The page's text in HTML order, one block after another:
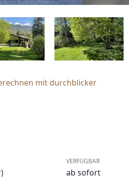
mit durchblicker
VERFÜGBAR
ab sofort